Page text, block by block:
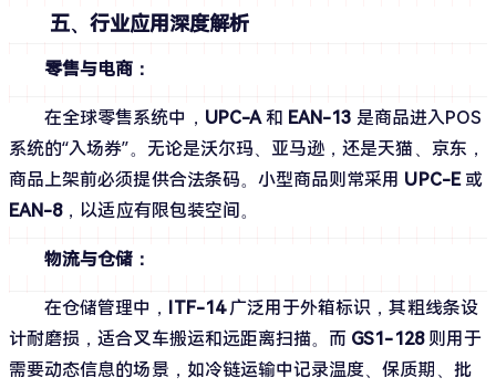
五、行业应用深度解析
零售与电商：
在全球零售系统中， UPC-A 和 EAN-13 是商品进入POS
系统的“入场券”。无论是沃尔玛、亚马逊，还是天猫、京东，
商品上架前必须提供合法条码。小型商品则常采用 UPC-E
或
EAN-8，以适应有限包装空间。
物流与仓储：
在仓储管理中， ITF-14 广泛用于外箱标识，其粗线条设
计耐磨损，适合叉车搬运和远距离扫描。而 GS1-128 则用于
需要动态信息的场景，如冷链运输中记录温度、保质期、批